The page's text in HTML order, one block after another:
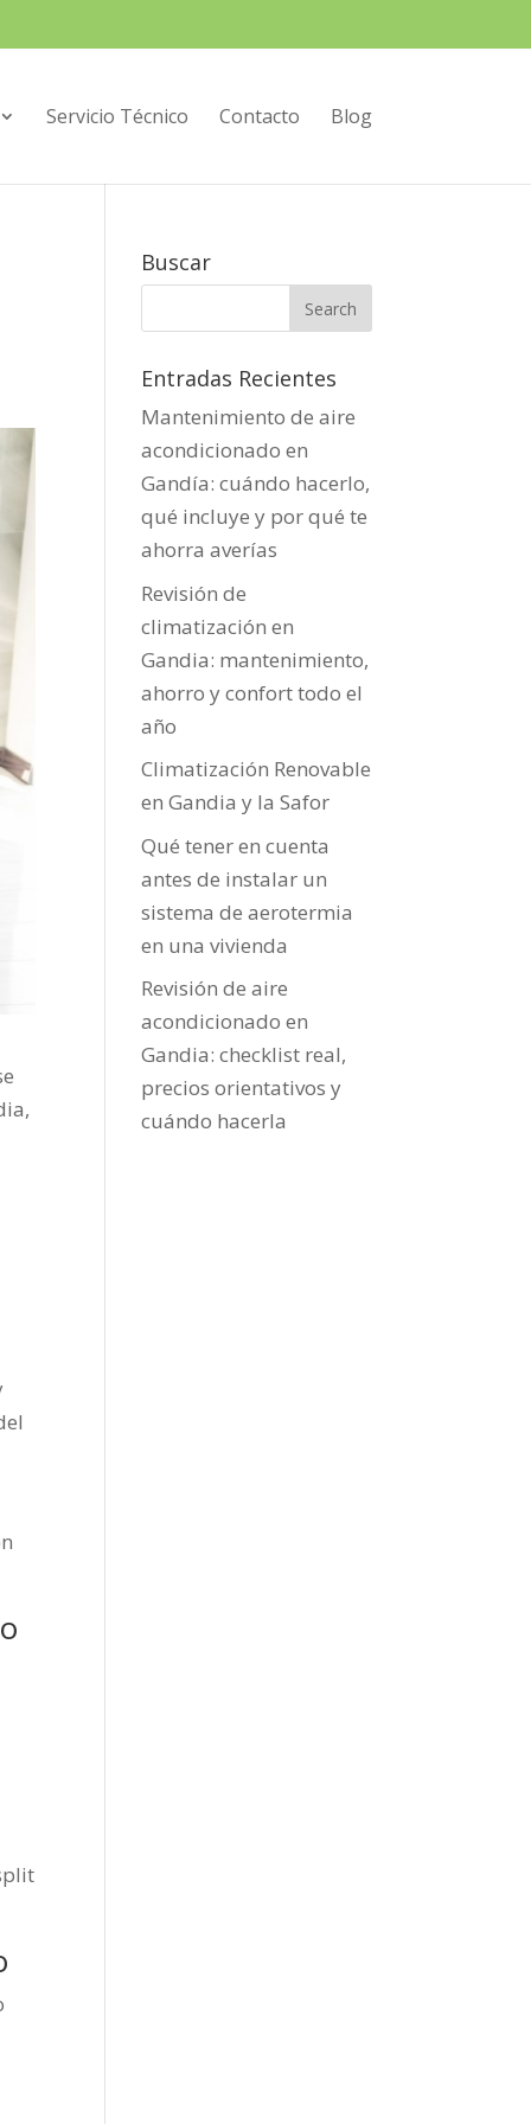
Servicio Técnico Contacto Blog
Buscar
Entradas Recientes
Mantenimiento de aire
acondicionado en
Gandía: cuándo hacerlo,
qué incluye y por qué te
ahorra averías
Revisión de
climatización en
Gandia: mantenimiento,
ahorro y confort todo el
año
Climatización Renovable
en Gandia y la Safor
Qué tener en cuenta
antes de instalar un
sistema de aerotermia
en una vivienda
Revisión de aire
acondicionado en
Gandia: checklist real,
precios orientativos y
cuándo hacerla